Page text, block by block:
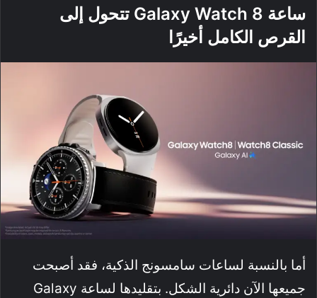
ساعة Galaxy Watch 8 تتحول إلى
القرص الكامل أخيرًا
أما بالنسبة لساعات سامسونج الذكية، فقد أصبحت
جميعها الآن دائرية الشكل. بتقليدها لساعة Galaxy